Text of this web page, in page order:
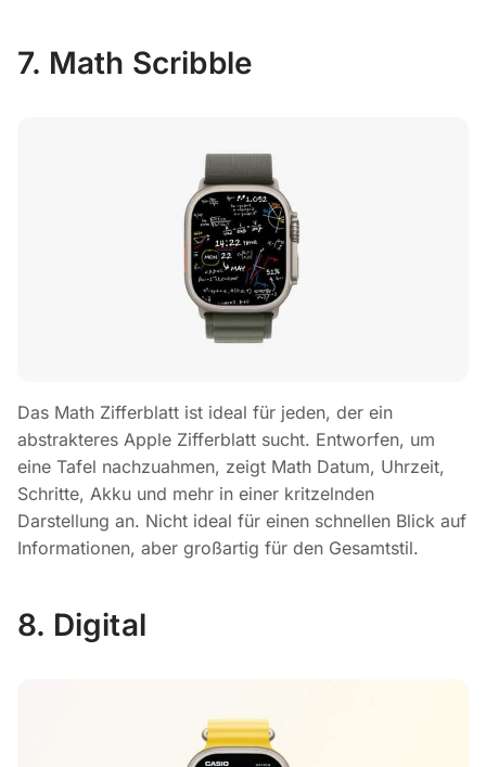
7. Math Scribble
Das Math Zifferblatt ist ideal für jeden, der ein
abstrakteres Apple Zifferblatt sucht. Entworfen, um
eine Tafel nachzuahmen, zeigt Math Datum, Uhrzeit,
Schritte, Akku und mehr in einer kritzelnden
Darstellung an. Nicht ideal für einen schnellen Blick auf
Informationen, aber großartig für den Gesamtstil.
8. Digital